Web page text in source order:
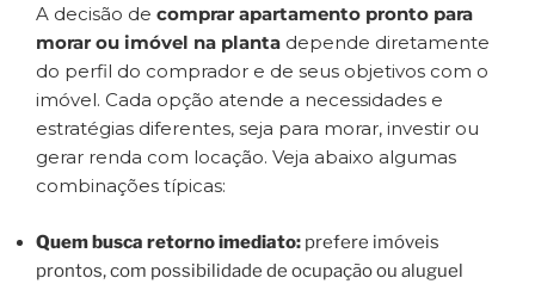
A decisão de comprar apartamento pronto para
morar ou imóvel na planta depende diretamente
do perfil do comprador e de seus objetivos com o
imóvel. Cada opção atende a necessidades e
estratégias diferentes, seja para morar, investir ou
gerar renda com locação. Veja abaixo algumas
combinações típicas:
Quem busca retorno imediato: prefere imóveis
prontos, com possibilidade de ocupação ou aluguel